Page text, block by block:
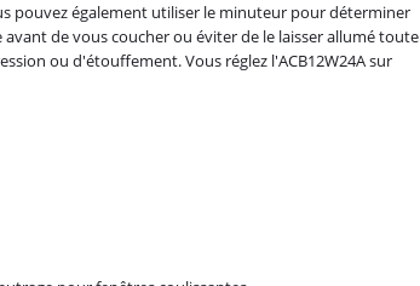
pouvez également utiliser le minuteur pour déterminer
de vous coucher ou éviter de le laisser allumé toute
ou d'étouffement. Vous réglez l'ACB12W24A sur